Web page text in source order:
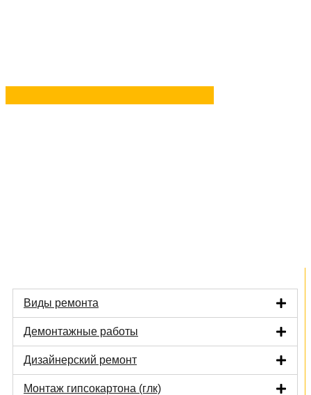
Виды ремонта
Демонтажные работы
Дизайнерский ремонт
Монтаж гипсокартона (глк)